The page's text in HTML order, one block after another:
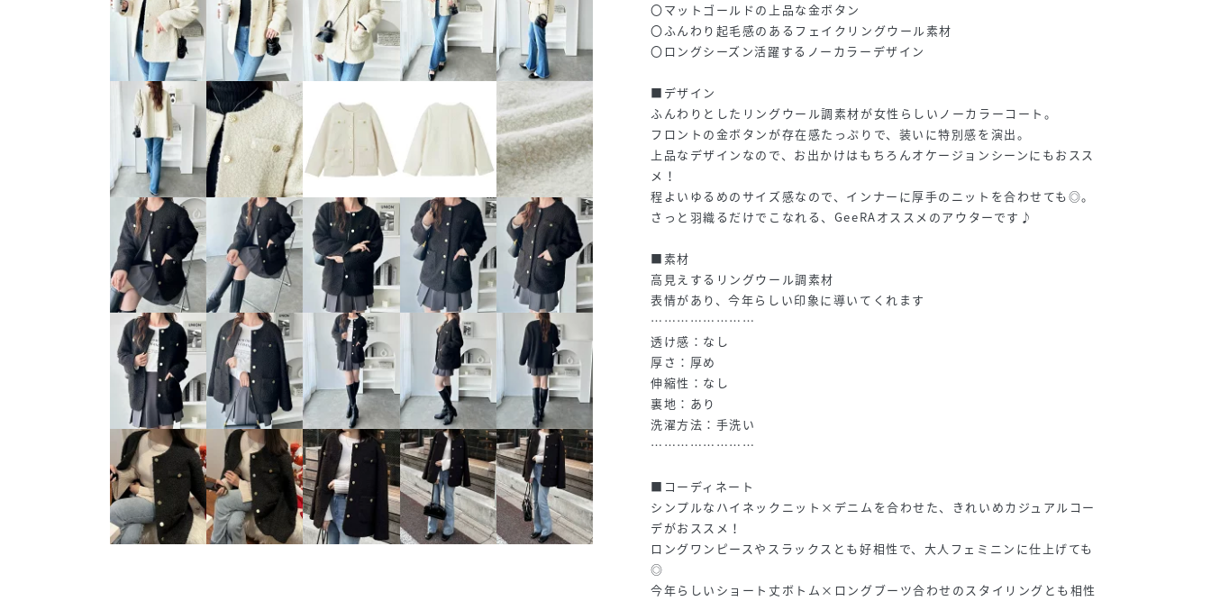
〇マットゴールドの上品な金ボタン
〇ふんわり起毛感のあるフェイクリングウール素材
〇ロングシーズン活躍するノーカラーデザイン
■デザイン
ふんわりとしたリングウール調素材が女性らしいノーカラーコート。
フロントの金ボタンが存在感たっぷりで、装いに特別感を演出。
上品なデザインなので、お出かけはもちろんオケージョンシーンにもおスス
メ！
程よいゆるめのサイズ感なので、インナーに厚手のニットを合わせても◎。
さっと羽織るだけでこなれる、GeeRAオススメのアウターです♪
■素材
高見えするリングウール調素材
表情があり、今年らしい印象に導いてくれます
……………………
透け感：なし
厚さ：厚め
伸縮性：なし
裏地：あり
洗濯方法：手洗い
……………………
■コーディネート
シンプルなハイネックニット×デニムを合わせた、きれいめカジュアルコー
デがおススメ！
ロングワンピースやスラックスとも好相性で、大人フェミニンに仕上げても
◎
今年らしいショート丈ボトム×ロングブーツ合わせのスタイリングとも相性